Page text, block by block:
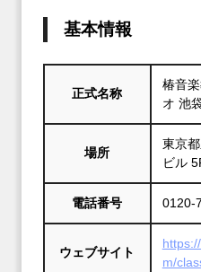
基本情報
正式名称
椿音
オ 池
場所
東京
ビル
電話番号 0120-
ウェブサイト
m/